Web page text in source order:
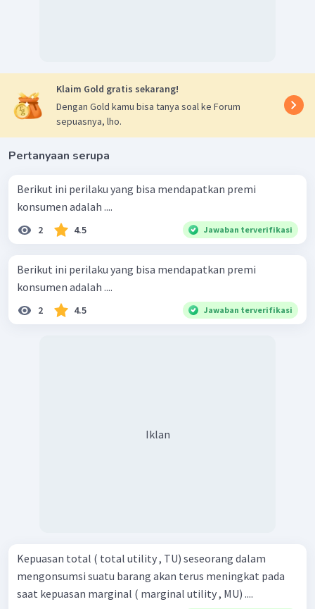
Klaim Gold gratis sekarang!
Dengan Gold kamu bisa tanya soal ke Forum
sepuasnya, lho.
Pertanyaan serupa
Berikut ini perilaku yang bisa mendapatkan premi
konsumen adalah ....
2 4.5 Jawaban terverifikasi
Berikut ini perilaku yang bisa mendapatkan premi
konsumen adalah ....
2 4.5 Jawaban terverifikasi
Iklan
Kepuasan total ( total utility , TU) seseorang dalam
mengonsumsi suatu barang akan terus meningkat pada
saat kepuasan marginal ( marginal utility , MU) ....